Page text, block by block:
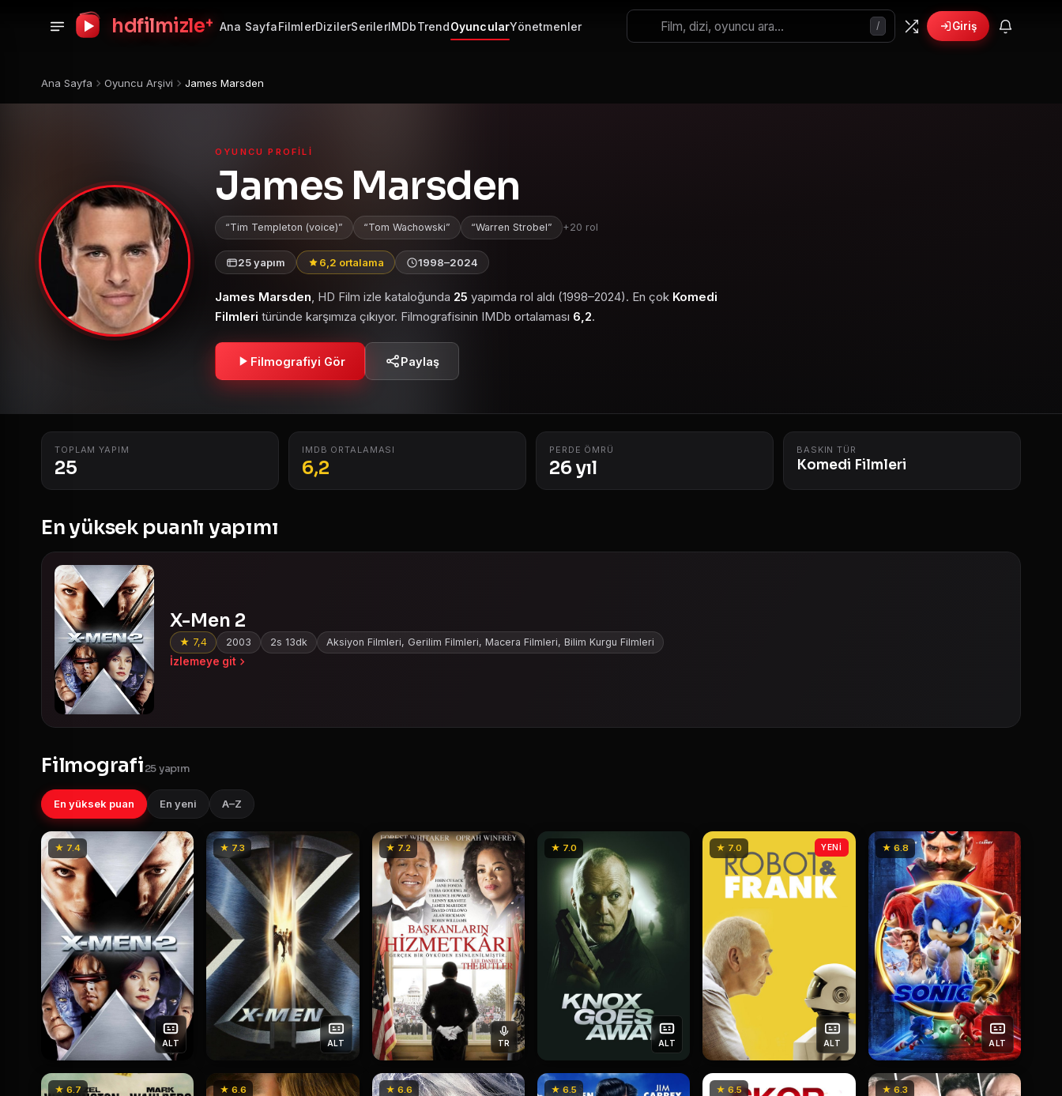
hdfilmizle+ Ana SayfaFilmlerDizilerSerilerIMDbTrendOyuncularYönetmenler / Giriş
Ana Sayfa Oyuncu Arşivi James Marsden
OYUNCU PROFILI
James Marsden
Tim Templeton (voice) Tom Wachowski Warren Strobel +20 rol
25 yapım 6,2 ortalama 1998–2024
James Marsden, HD Film izle kataloğunda 25 yapımda rol aldı (1998–2024). En çok Komedi
Filmleri türünde karşımıza çıkıyor. Filmografisinin IMDb ortalaması 6,2.
Filmografiyi Gör Paylaş
TOPLAM YAPIM
25
IMDB ORTALAMASI
6,2
PERDE ÖMRÜ
26 yıl
BASKIN TÜR
Komedi Filmleri
En yüksek puanlı yapımı
X-Men 2
★ 7,4 2003 2s 13dk Aksiyon Filmleri, Gerilim Filmleri, Macera Filmleri, Bilim Kurgu Filmleri
İzlemeye git
Filmografi25 yapım
En yüksek puan En yeni A–Z
★ 7.4
ALT
★ 7.3
ALT
★ 7.2
TR
★ 7.0
ALT
★ 7.0
ALT
YENİ ★ 6.8
ALT
★ 6.7 ★ 6.6 ★ 6.6 ★ 6.5 ★ 6.5 ★ 6.3